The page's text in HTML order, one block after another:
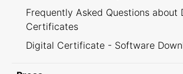
Frequently Asked Questions about
Certificates
Digital Certificate - Software